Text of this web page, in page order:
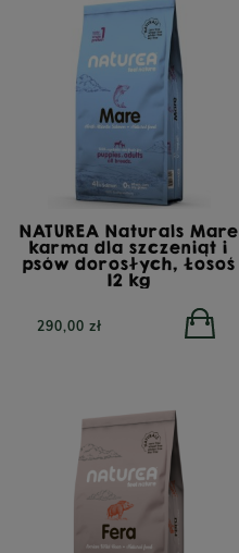
PERRO Cielęcina z
cukinią dla psów
dorosłych 800g
26,90 zł
NATUREA Naturals Mare
karma dla szczeniąt i
psów dorosłych, Łosoś
12 kg
290,00 zł